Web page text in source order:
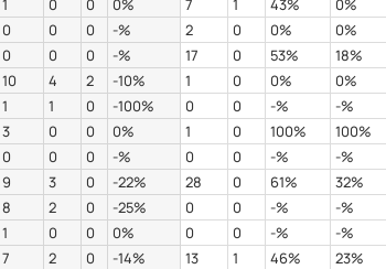
0 0 0 -% 2 0 0% 0%
0 0 0 -% 17 0 53% 18%
10 4 2 -10% 1 0 0% 0%
1 1 0 -100% 0 0 -% -%
3 0 0 0% 1 0 100% 100%
0 0 0 -% 0 0 -% -%
9 3 0 -22% 28 0 61% 32%
8 2 0 -25% 0 0 -% -%
1 0 0 0% 0 0 -% -%
7 2 0 -14% 13 1 46% 23%